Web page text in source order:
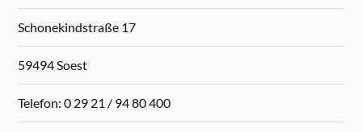
Schonekindstraße 17
59494 Soest
Telefon: 0 29 21 / 94 80 400